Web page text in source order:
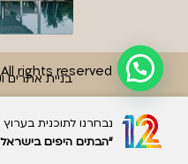
rights reserved
בניית אתרים
נבחרנו לתוכנית
“הבתים היפים